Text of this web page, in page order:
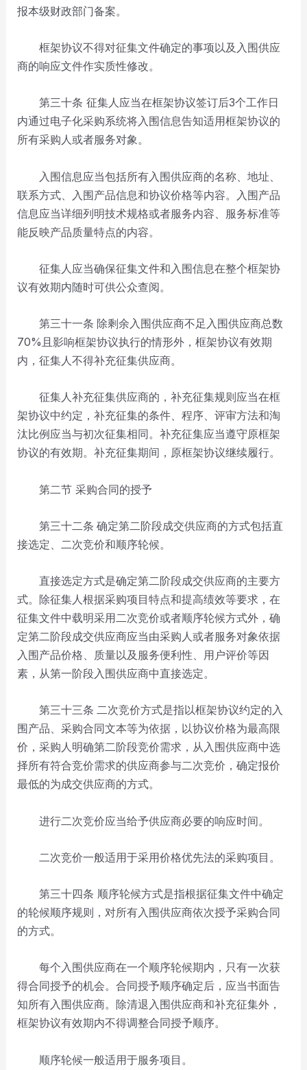
报本级财政部门备案。
框架协议不得对征集文件确定的事项以及入围供应
商的响应文件作实质性修改。
第三十条 征集人应当在框架协议签订后3个工作日
内通过电子化采购系统将入围信息告知适用框架协议的
所有采购人或者服务对象。
入围信息应当包括所有入围供应商的名称、地址、
联系方式、入围产品信息和协议价格等内容。入围产品
信息应当详细列明技术规格或者服务内容、服务标准等
能反映产品质量特点的内容。
征集人应当确保征集文件和入围信息在整个框架协
议有效期内随时可供公众查阅。
第三十一条 除剩余入围供应商不足入围供应商总数
70%且影响框架协议执行的情形外，框架协议有效期
内，征集人不得补充征集供应商。
征集人补充征集供应商的，补充征集规则应当在框
架协议中约定，补充征集的条件、程序、评审方法和淘
汰比例应当与初次征集相同。补充征集应当遵守原框架
协议的有效期。补充征集期间，原框架协议继续履行。
第二节 采购合同的授予
第三十二条 确定第二阶段成交供应商的方式包括直
接选定、二次竞价和顺序轮候。
直接选定方式是确定第二阶段成交供应商的主要方
式。除征集人根据采购项目特点和提高绩效等要求，在
征集文件中载明采用二次竞价或者顺序轮候方式外，确
定第二阶段成交供应商应当由采购人或者服务对象依据
入围产品价格、质量以及服务便利性、用户评价等因
素，从第一阶段入围供应商中直接选定。
第三十三条 二次竞价方式是指以框架协议约定的入
围产品、采购合同文本等为依据，以协议价格为最高限
价，采购人明确第二阶段竞价需求，从入围供应商中选
择所有符合竞价需求的供应商参与二次竞价，确定报价
最低的为成交供应商的方式。
进行二次竞价应当给予供应商必要的响应时间。
二次竞价一般适用于采用价格优先法的采购项目。
第三十四条 顺序轮候方式是指根据征集文件中确定
的轮候顺序规则，对所有入围供应商依次授予采购合同
的方式。
每个入围供应商在一个顺序轮候期内，只有一次获
得合同授予的机会。合同授予顺序确定后，应当书面告
知所有入围供应商。除清退入围供应商和补充征集外，
框架协议有效期内不得调整合同授予顺序。
顺序轮候一般适用于服务项目。